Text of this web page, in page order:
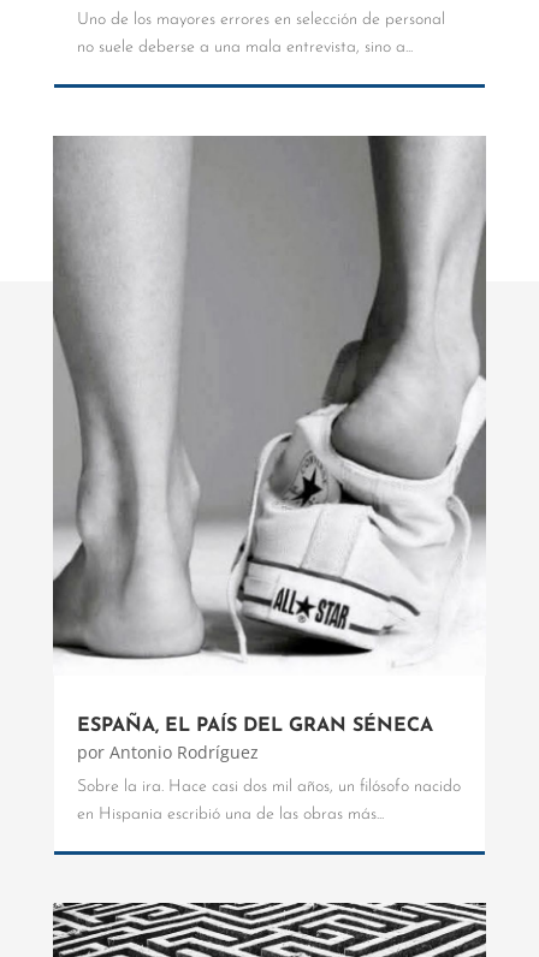
Uno de los mayores errores en selección de personal
no suele deberse a una mala entrevista, sino a...
ESPAÑA, EL PAÍS DEL GRAN SÉNECA
por Antonio Rodríguez
Sobre la ira. Hace casi dos mil años, un filósofo nacido
en Hispania escribió una de las obras más...